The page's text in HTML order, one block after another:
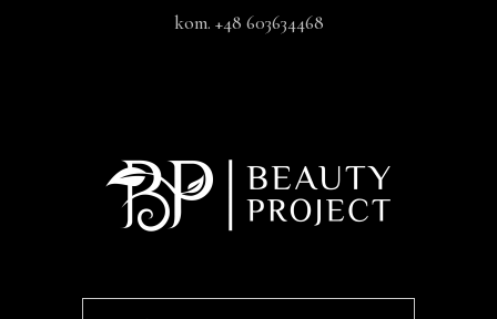
kom. +48 603634468